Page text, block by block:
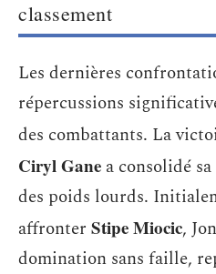
classement
Les dernières
répercussions
des combattants. La
Ciryl Gane a consolidé
des poids lourds.
affronter Stipe Miocic,
domination sans faille,